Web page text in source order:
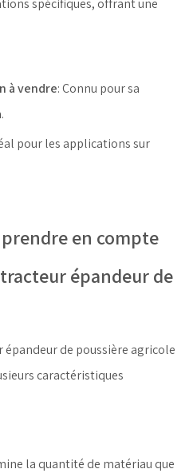
spécifiques, offrant une
à vendre: Connu pour sa
pour les applications sur
en compte
épandeur de
de poussière agricole
caractéristiques
la quantité de matériau que